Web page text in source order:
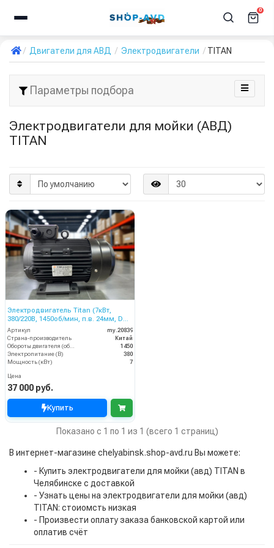
0
Двигатели для АВД Электродвигатели TITAN
Параметры подбора
Электродвигатели для мойки (АВД)
TITAN
Электродвигатель Titan (7кВт,
380/220В, 1450об/мин, п.в. 24мм, Dфл
87/61мм, H112L)
Артикул
my.20839
Страна-производитель
Китай
1450
Электропитание (В)
380
Мощность (кВт)
7
Цена
37 000 руб.
Купить
Показано с 1 по 1 из 1 (всего 1 страниц)
В интернет-магазине chelyabinsk.shop-avd.ru Вы можете:
- Купить электродвигатели для мойки (авд) TITAN в
Челябинске с доставкой
- Узнать цены на электродвигатели для мойки (авд)
TITAN: стоиомсть низкая
- Произвести оплату заказа банковской картой или
оплатив счёт